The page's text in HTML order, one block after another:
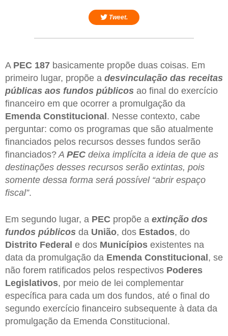
Tweet.
A PEC 187 basicamente propõe duas coisas. Em
primeiro lugar, propõe a desvinculação das receitas
públicas aos fundos públicos ao final do exercício
financeiro em que ocorrer a promulgação da
Emenda Constitucional. Nesse contexto, cabe
perguntar: como os programas que são atualmente
financiados pelos recursos desses fundos serão
financiados? A PEC deixa implícita a ideia de que as
destinações desses recursos serão extintas, pois
somente dessa forma será possível “abrir espaço
fiscal”.
Em segundo lugar, a PEC propõe a extinção dos
fundos públicos da União, dos Estados, do
Distrito Federal e dos Municípios existentes na
data da promulgação da Emenda Constitucional, se
não forem ratificados pelos respectivos Poderes
Legislativos, por meio de lei complementar
específica para cada um dos fundos, até o final do
segundo exercício financeiro subsequente à data da
promulgação da Emenda Constitucional.